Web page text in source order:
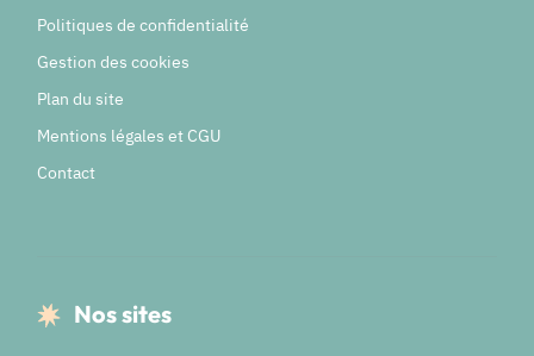
Politiques de confidentialité
Gestion des cookies
Plan du site
Mentions légales et CGU
Contact
Nos sites